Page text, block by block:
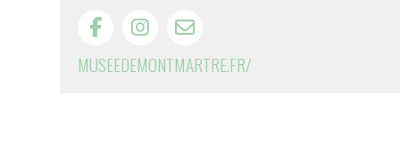
MUSEEDEMONTMARTRE.FR/